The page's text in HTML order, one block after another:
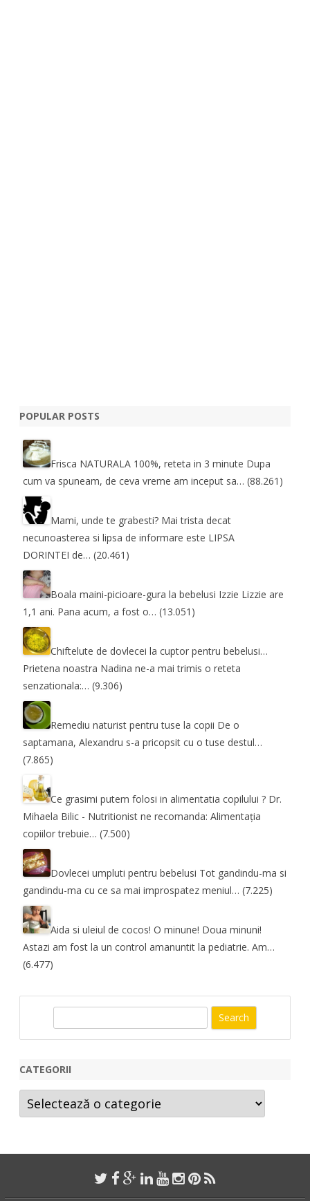
POPULAR POSTS
Frisca NATURALA 100%, reteta in 3 minute Dupa
cum va spuneam, de ceva vreme am inceput sa… (88.261)
Mami, unde te grabesti? Mai trista decat
necunoasterea si lipsa de informare este LIPSA
DORINTEI de… (20.461)
Boala maini-picioare-gura la bebelusi Izzie Lizzie are
1,1 ani. Pana acum, a fost o… (13.051)
Chiftelute de dovlecei la cuptor pentru bebelusi…
Prietena noastra Nadina ne-a mai trimis o reteta
senzationala:… (9.306)
Remediu naturist pentru tuse la copii De o
saptamana, Alexandru s-a pricopsit cu o tuse destul…
(7.865)
Ce grasimi putem folosi in alimentatia copilului ? Dr.
Mihaela Bilic - Nutritionist ne recomanda: Alimentația
copiilor trebuie… (7.500)
Dovlecei umpluti pentru bebelusi Tot gandindu-ma si
gandindu-ma cu ce sa mai improspatez meniul… (7.225)
Aida si uleiul de cocos! O minune! Doua minuni!
Astazi am fost la un control amanuntit la pediatrie. Am…
(6.477)
r
CATEGORII
Categorii